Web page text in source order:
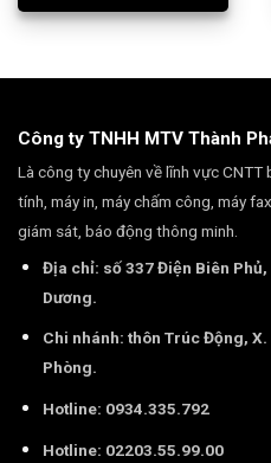
Công ty TNHH MTV Thành
Là công ty chuyên về lĩnh vực
tính, máy in, máy chấm công, máy
giám sát, báo động thông minh.
Địa chỉ: số 337 Điện Biên Phủ,
Dương.
Chi nhánh: thôn Trúc Động,
Phòng.
Hotline: 0934.335.792
Hotline: 02203.55.99.00